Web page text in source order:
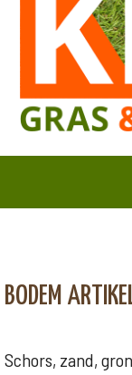
BODEM
Schors, zand,